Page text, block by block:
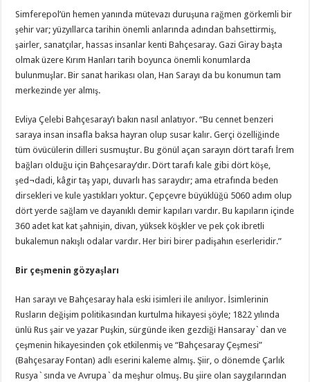
Simferepol’ün hemen yanında mütevazı duruşuna rağmen görkemli bir
şehir var; yüzyıllarca tarihin önemli anlarında adından bahsettirmiş,
şairler, sanatçılar, hassas insanlar kenti Bahçesaray. Gazi Giray başta
olmak üzere Kırım Hanları tarih boyunca önemli konumlarda
bulunmuşlar. Bir sanat harikası olan, Han Sarayı da bu konumun tam
merkezinde yer almış.
Evliya Çelebi Bahçesaray’ı bakın nasıl anlatıyor. “Bu cennet benzeri
saraya insan insafla baksa hayran olup susar kalır. Gerçi özelliğinde
tüm övücülerin dilleri susmuştur. Bu gönül açan sarayın dört tarafı İrem
bağları olduğu için Bahçesaray’dır. Dört tarafı kale gibi dört köşe,
şed¬dadi, kâgir taş yapı, duvarlı has saraydır; ama etrafında beden
dirsekleri ve kule yastıkları yoktur. Çepçevre büyüklüğü 5060 adım olup
dört yerde sağlam ve dayanıklı demir kapıları vardır. Bu kapıların içinde
360 adet kat kat şahnişin, divan, yüksek köşkler ve pek çok ibretli
bukalemun nakışlı odalar vardır. Her biri birer padişahın eserleridir.”
Bir çeşmenin gözyaşları
Han sarayı ve Bahçesaray hala eski isimleri ile anılıyor. İsimlerinin
Rusların değişim politikasından kurtulma hikayesi şöyle; 1822 yılında
ünlü Rus şair ve yazar Puşkin, sürgünde iken gezdiği Hansaray`dan ve
çeşmenin hikayesinden çok etkilenmiş ve “Bahçesaray Çeşmesi”
(Bahçesaray Fontan) adlı eserini kaleme almış. Şiir, o dönemde Çarlık
Rusya`sında ve Avrupa`da meşhur olmuş. Bu şiire olan saygılarından